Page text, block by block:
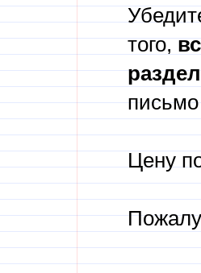
того,в
письмо
Цену